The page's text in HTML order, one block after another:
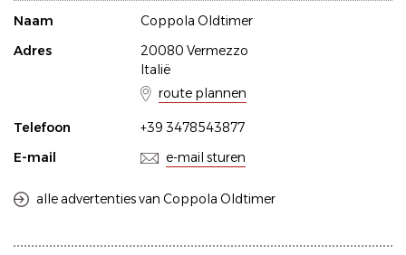
Naam
Coppola Oldtimer
Adres
20080 Vermezzo
Italië
route plannen
Telefoon
+39 3478543877
E-mail
e-mail sturen
alle advertenties van Coppola Oldtimer